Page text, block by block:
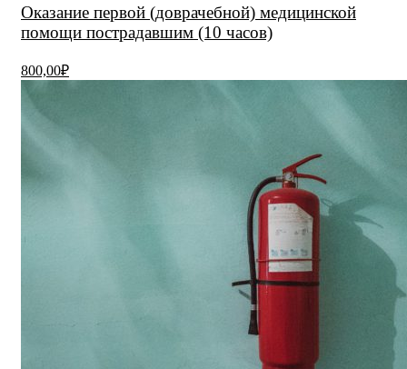
Оказание первой (доврачебной) медицинской
помощи пострадавшим (10 часов)
800,00₽